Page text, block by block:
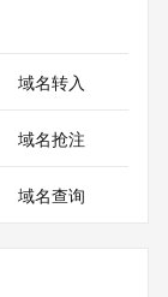
域名转入
域名抢注
域名查询